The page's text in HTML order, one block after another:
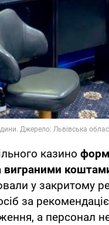
казино
у закритому
за
а персонал